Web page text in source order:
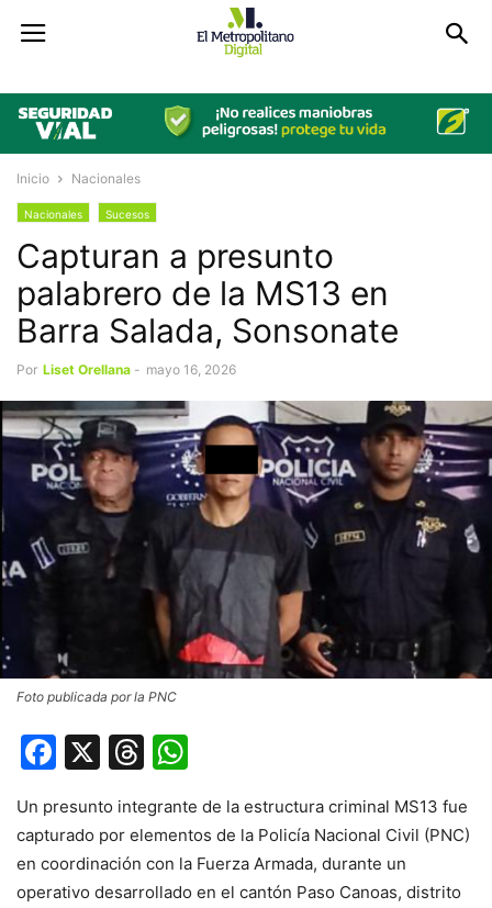
Inicio Nacionales
Nacionales Sucesos
Capturan a presunto
palabrero de la MS13 en
Barra Salada, Sonsonate
Por Liset Orellana - mayo 16, 2026
Foto publicada por la PNC
Facebook
X Threads
Un presunto integrante de la estructura criminal MS13 fue
capturado por elementos de la Policía Nacional Civil (PNC)
en coordinación con la Fuerza Armada, durante un
operativo desarrollado en el cantón Paso Canoas, distrito